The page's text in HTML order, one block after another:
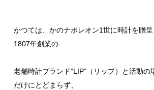
かつては、かのナポレオン1世に時計を贈
1807年創業の
老舗時計ブランド”LIP”（リップ）と活動の
だけにとどまらず、